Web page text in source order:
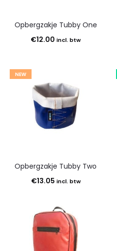
Opbergzakje Tubby One
€12.00 incl. btw
NEW
Opbergzakje Tubby Two
€13.05 incl. btw